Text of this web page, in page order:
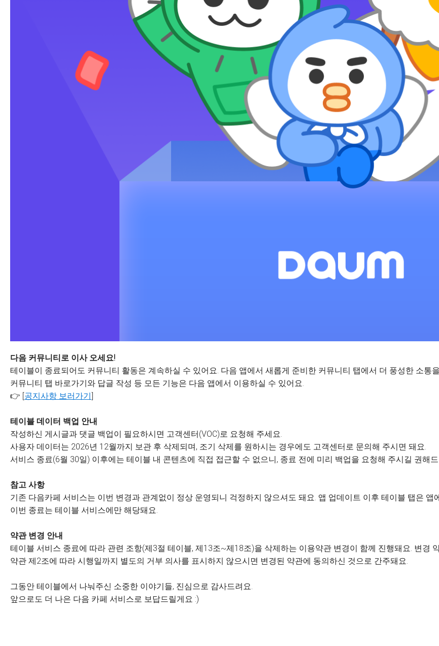
다음 커뮤니티로 이사 오세요!
테이블이 종료되어도 커뮤니티 활동은 계속하실 수 있어요. 다음 앱에서 새롭게 준비한 커뮤니티 탭에서 더 풍성한 소통
커뮤니티 탭 바로가기와 답글 작성 등 모든 기능은 다음 앱에서 이용하실 수 있어요.
👉 [공지사항 보러가기]
테이블 데이터 백업 안내
작성하신 게시글과 댓글 백업이 필요하시면 고객센터(VOC)로 요청해 주세요.
사용자 데이터는 2026년 12월까지 보관 후 삭제되며, 조기 삭제를 원하시는 경우에도 고객센터로 문의해 주시면 돼요.
서비스 종료(6월 30일) 이후에는 테이블 내 콘텐츠에 직접 접근할 수 없으니, 종료 전에 미리 백업을 요청해 주시길 권해
참고 사항
기존 다음카페 서비스는 이번 변경과 관계없이 정상 운영되니 걱정하지 않으셔도 돼요. 앱 업데이트 이후 테이블 탭은 앱
이번 종료는 테이블 서비스에만 해당돼요.
약관 변경 안내
테이블 서비스 종료에 따라 관련 조항(제3절 테이블, 제13조~제18조)을 삭제하는 이용약관 변경이 함께 진행돼요. 변경
약관 제2조에 따라 시행일까지 별도의 거부 의사를 표시하지 않으시면 변경된 약관에 동의하신 것으로 간주돼요.
그동안 테이블에서 나눠주신 소중한 이야기들, 진심으로 감사드려요.
앞으로도 더 나은 다음 카페 서비스로 보답드릴게요 :)